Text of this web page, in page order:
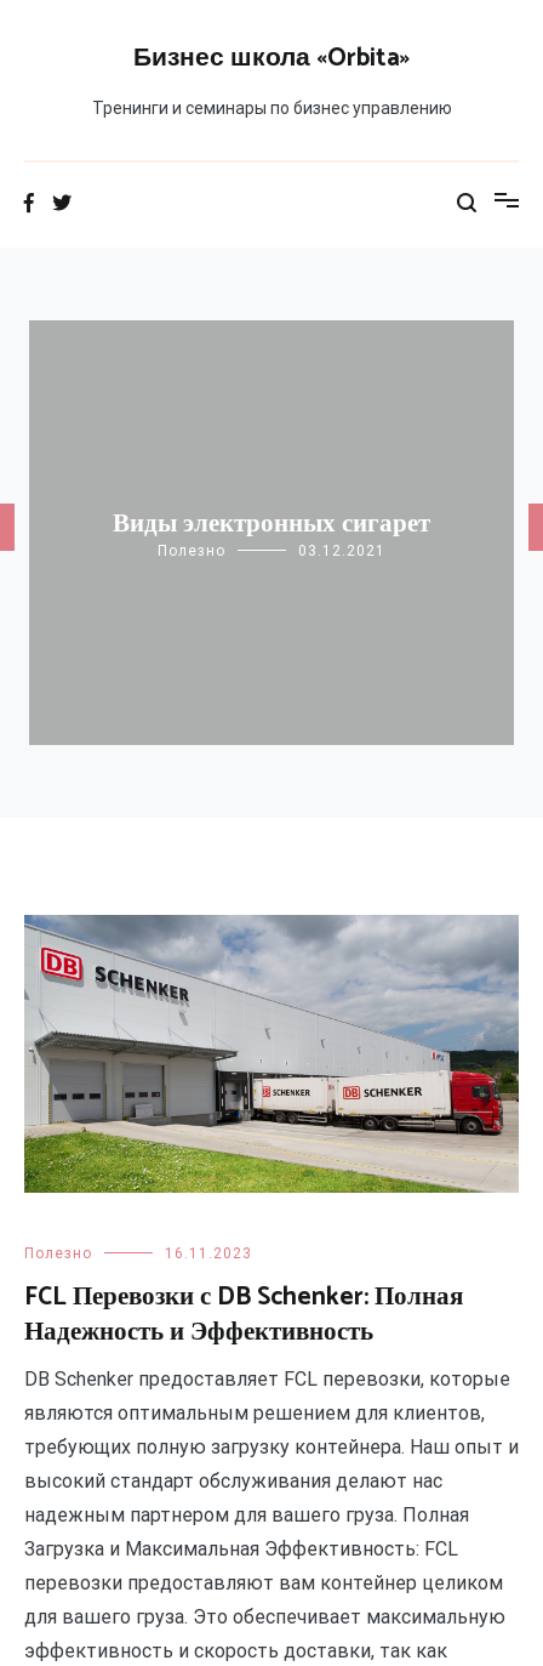
Бизнес школа «Orbita»
Тренинги и семинары по бизнес управлению
Виды электронных сигарет
Полезно 03.12.2021
Полезно 16.11.2023
FCL Перевозки с DB Schenker: Полная
Надежность и Эффективность
DB Schenker предоставляет FCL перевозки, которые
являются оптимальным решением для клиентов,
требующих полную загрузку контейнера. Наш опыт и
высокий стандарт обслуживания делают нас
надежным партнером для вашего груза. Полная
Загрузка и Максимальная Эффективность: FCL
перевозки предоставляют вам контейнер целиком
для вашего груза. Это обеспечивает максимальную
эффективность и скорость доставки, так как